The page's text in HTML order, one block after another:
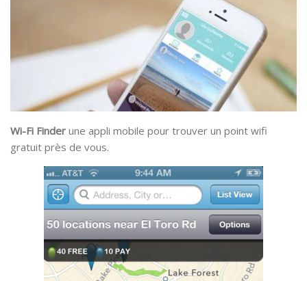
Wi-Fi Finder une appli mobile pour trouver un point wifi
gratuit près de vous.